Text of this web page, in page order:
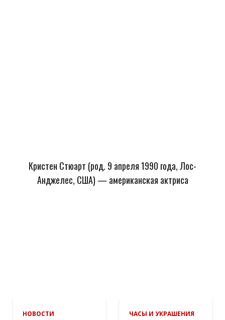
Кристен Стюарт (род. 9 апреля 1990 года, Лос-
Анджелес, США) — американская актриса
НОВОСТИ ЧАСЫ И УКРАШЕНИЯ